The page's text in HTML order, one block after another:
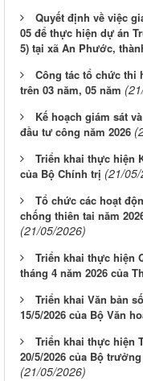
Quyết định về việc
05 để thực hiện dự án
5) tại xã An Phước,
Công tác tổ chức thi
trên 03 năm, 05 năm
Kế hoạch giám sát
đầu tư công năm 2026
Triển khai thực hiện
của Bộ Chính trị (21/
Tổ chức các hoạt
chống thiên tai năm
(21/05/2026)
Triển khai thực hiện
tháng 4 năm 2026 của
Triển khai Văn bản
15/5/2026 của Bộ Văn
Triển khai thực hiện
20/5/2026 của Bộ
(21/05/2026)